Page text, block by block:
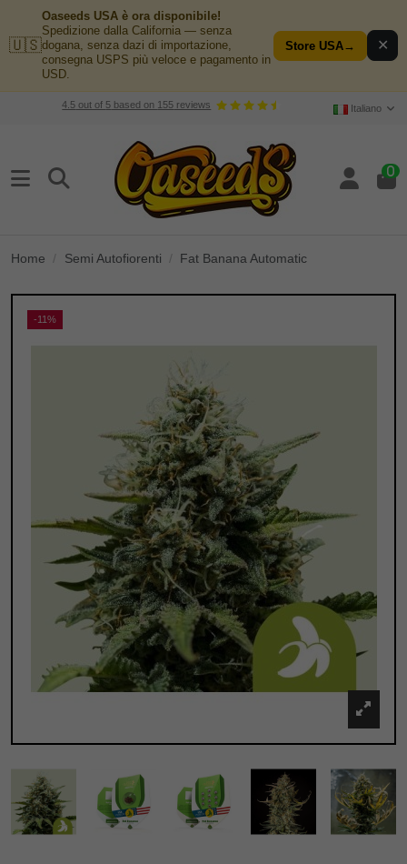
🇺🇸
Oaseeds USA è ora disponibile!
Spedizione dalla California — senza
dogana, senza dazi di importazione,
consegna USPS più veloce e pagamento in
USD.
Store USA→ ✕
4.5 out of 5 based on 155 reviews Italiano
0
Home Semi Autofiorenti Fat Banana Automatic
-11%